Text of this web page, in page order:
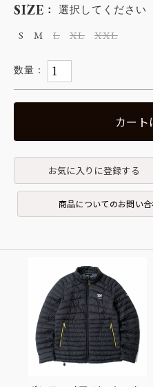
SIZE 選択してください
S
M L XL XXL
カート
お気に入りに登録する
商品についてのお問い